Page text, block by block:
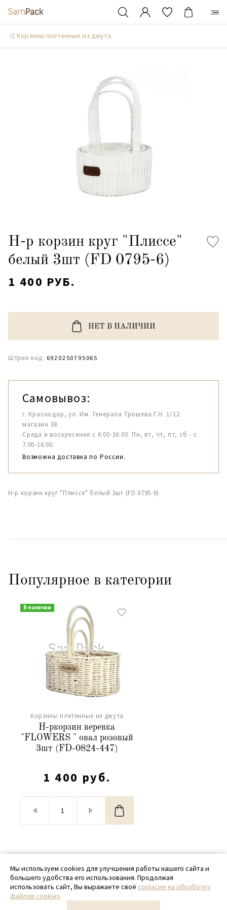
Корзины плетенные из джута
Н-р корзин круг "Плиссе"
белый 3шт (FD 0795-6)
1 400 РУБ.
НЕТ В НАЛИЧИИ
Штрих-код: 6920250795065
Самовывоз:
г. Краснодар, ул. Им. Генерала Трошева Г.Н. 1/12
магазин 38.
Среда и воскресение с 6:00-16:00. Пн, вт, чт, пт, сб - с
7:00-16:00.
Возможна доставка по России.
Н-р корзин круг "Плиссе" белый 3шт (FD 0795-6)
Популярное в категории
В наличии
Корзины плетенные из джута
Н-ркорзин веревка
"FLOWERS " овал розовый
3шт (FD-0824-447)
1 400 руб.
© 2020 - 2026 SamPack
+ 7 (918) 699-97-87
zakaz@sampack.store
Мы используем cookies для улучшения работы нашего сайта и
большего удобства его использования. Продолжая
использовать сайт, Вы выражаете своё согласие на обработку
файлов cookies